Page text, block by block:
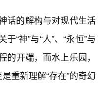
话的解构与对现代生活
“神”与“人”、“永恒”与
的开端，而水上乐园，
重新理解“存在”的奇幻